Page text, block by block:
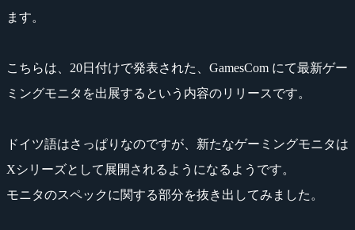
ます。
こちらは、20日付けで発表された、GamesCom にて最新ゲー
ミングモニタを出展するという内容のリリースです。
ドイツ語はさっぱりなのですが、新たなゲーミングモニタは
Xシリーズとして展開されるようになるようです。
モニタのスペックに関する部分を抜き出してみました。